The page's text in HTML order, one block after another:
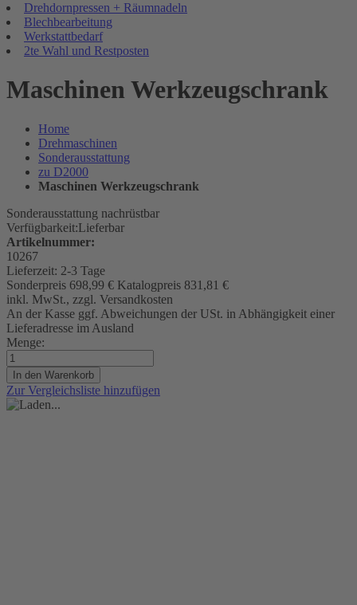
Drehdornpressen + Räumnadeln
Blechbearbeitung
Werkstattbedarf
2te Wahl und Restposten
Maschinen Werkzeugschrank
Home
Drehmaschinen
Sonderausstattung
zu D2000
Maschinen Werkzeugschrank
Sonderausstattung nachrüstbar
Verfügbarkeit:Lieferbar
Artikelnummer:
10267
Lieferzeit: 2-3 Tage
Sonderpreis 698,99 € Katalogpreis 831,81 €
inkl. MwSt., zzgl. Versandkosten
An der Kasse ggf. Abweichungen der USt. in Abhängigkeit einer
Lieferadresse im Ausland
Menge:
In den Warenkorb
Zur Vergleichsliste hinzufügen